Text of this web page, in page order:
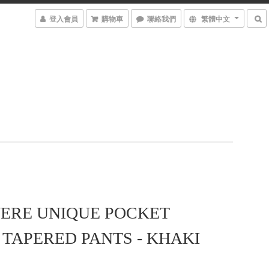
登入會員 購物車 聯絡我們 繁體中文
UNIQUE POCKET
PANTS - KHAKI